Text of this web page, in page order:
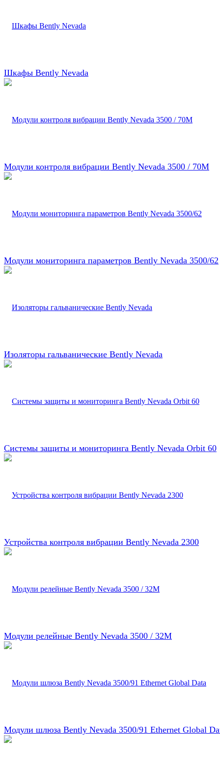
Шкафы Bently Nevada
Модули контроля вибрации Bently Nevada 3500 / 70M
Модули мониторинга параметров Bently Nevada 3500/62
Изоляторы гальванические Bently Nevada
Системы защиты и мониторинга Bently Nevada Orbit 60
Устройства контроля вибрации Bently Nevada 2300
Модули релейные Bently Nevada 3500 / 32M
Модули шлюза Bently Nevada 3500/91 Ethernet Global